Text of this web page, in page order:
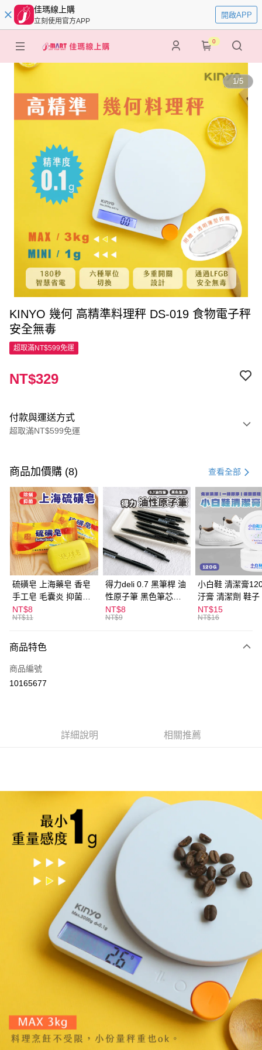
佳瑪線上購
立刻使用官方APP
開啟APP
0
1/5
KINYO 幾何 高精準料理秤 DS-019 食物電子秤
安全無毒
超取滿NT$599免運
NT$329
付款與運送方式
超取滿NT$599免運
信用卡一次付款
超商取貨付款
LINE Pay
Apple Pay
街口支付
悠遊付
ATM付款
全家取貨付款
每筆NT$60，滿NT$599(含以上)免運費
付款後全家取貨
每筆NT$60，滿NT$599(含以上)免運費
每筆NT$120，滿NT$1,999(含以上)免運費
商品加價購 (8) 查看全部
硫磺皂 上海藥皂 香皂
手工皂 毛囊炎 抑菌除
蟎 清潔護膚 去油去痘
寵物皮膚病 狗狗貓咪
NT$8
NT$11
得力deli 0.7 黑筆桿 油
性原子筆 黑色筆芯
S304
NT$8
NT$9
小白鞋 清潔膏
汙膏 清潔劑 鞋子
漬 白皮鞋 鞋油
NT$15
NT$16
商品特色
商品編號
10165677
詳細說明 相關推薦